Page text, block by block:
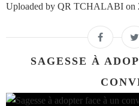
Uploaded by QR TCHALABI on
SAGESSE À